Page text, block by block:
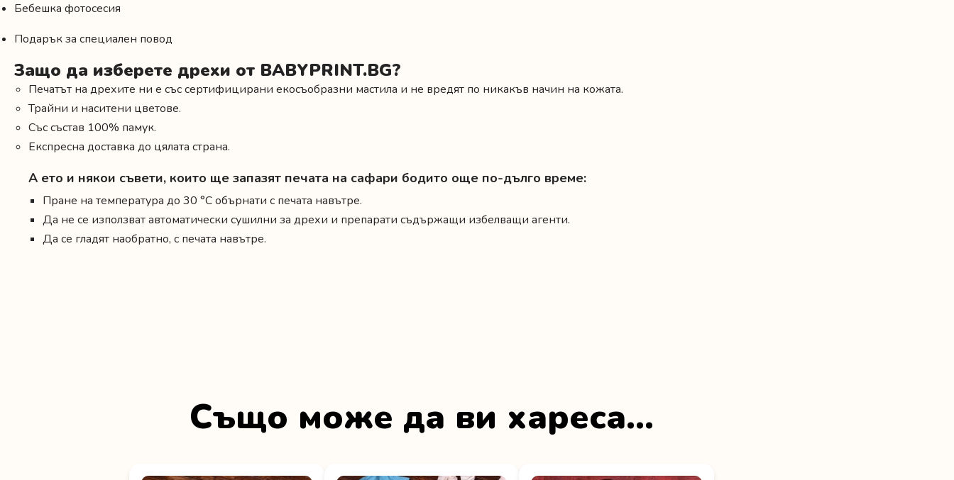
Бебешка фотосесия
Подарък за специален повод
Защо да изберете дрехи от BABYPRINT.BG?
Печатът на дрехите ни е със сертифицирани екосъобразни мастила и не вредят по никакъв начин на кожата.
Трайни и наситени цветове.
Със състав 100% памук.
Експресна доставка до цялата страна.
А ето и някои съвети, които ще запазят печата на сафари бодито още по-дълго време:
Пране на температура до 30 °C обърнати с печата навътре.
Да не се използват автоматически сушилни за дрехи и препарати съдържащи избелващи агенти.
Да се гладят наобратно, с печата навътре.
Също може да ви хареса…